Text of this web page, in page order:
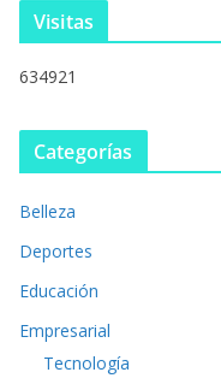
Visitas
634921
Categorías
Belleza
Deportes
Educación
Empresarial
Tecnología